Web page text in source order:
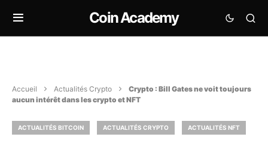
Coin Academy
Accueil Actualités Crypto
Crypto : Bill Gates ne voit toujours
aucun intérêt dans les crypto et NFT
ACTUALITÉS BITCOIN ACTUALITÉS CRYPTO ACTUALITÉS NFT